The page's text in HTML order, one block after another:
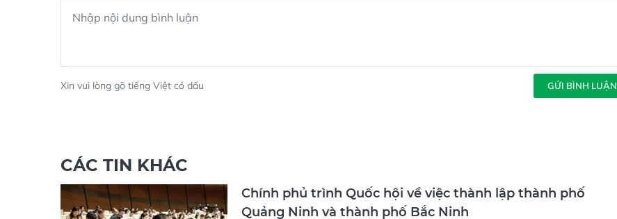
Xin vui lòng gõ tiếng Việt có dấu GỬI BÌNH LUẬN
CÁC TIN KHÁC
Chính phủ trình Quốc hội về việc thành lập thành phố
Quảng Ninh và thành phố Bắc Ninh